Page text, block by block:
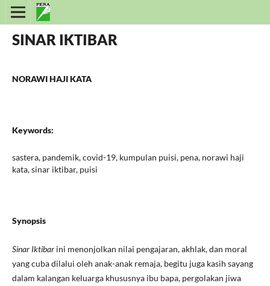
SINAR IKTIBAR
NORAWI HAJI KATA
Keywords:
sastera, pandemik, covid-19, kumpulan puisi, pena, norawi haji
kata, sinar iktibar, puisi
Synopsis
Sinar Iktibar ini menonjolkan nilai pengajaran, akhlak, dan moral
yang cuba dilalui oleh anak-anak remaja, begitu juga kasih sayang
dalam kalangan keluarga khususnya ibu bapa, pergolakan jiwa